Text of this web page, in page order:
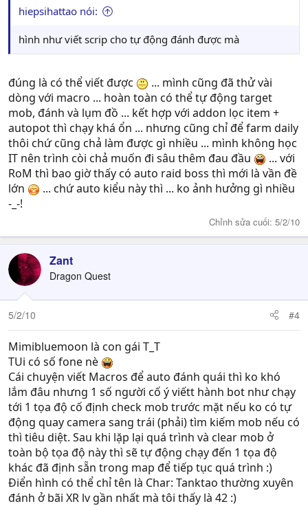
,game vui hay không là do gamer cả thôi ,nên làm ơn
hiepsihattao nói:
hình như viết scrip cho tự động đánh được mà
đúng là có thể viết được
... mình cũng đã thử vài
dòng với macro ... hoàn toàn có thể tự động target
mob, đánh và lụm đồ ... kết hợp với addon lọc item +
autopot thì chạy khá ổn ... nhưng cũng chỉ để farm daily
thôi chứ cũng chả làm được gì nhiều ... mình không học
IT nên trình còi chả muốn đi sâu thêm đau đầu
... với
RoM thì bao giờ thấy có auto raid boss thì mới là vần đề
lớn
... chứ auto kiểu này thì ... ko ảnh hưởng gì nhiều
-_-!
Chỉnh sửa cuối: 5/2/10
Zant
Dragon Quest
5/2/10 #4
Mimibluemoon là con gái T_T
TUi có số fone nè
Cái chuyện viết Macros để auto đánh quái thì ko khó
lắm đâu nhưng 1 số người cố ý viếtt hành bot như chạy
tới 1 tọa độ cố định check mob trước mặt nếu ko có tự
động quay camera sang trái (phải) tìm kiếm mob nếu có
thì tiêu diệt. Sau khi lặp lại quá trình và clear mob ở
toàn bộ tọa độ này thì sẽ tự động chạy đến 1 tọa độ
khác đã định sẵn trong map để tiếp tục quá trình :)
Điển hình có thể chỉ tên là Char: Tanktao thường xuyên
đánh ở bãi XR lv gần nhất mà tôi thấy là 42 :)